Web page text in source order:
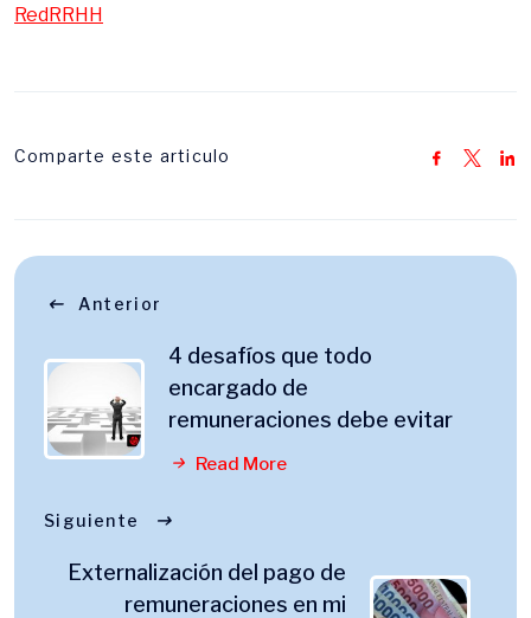
RedRRHH
Comparte este articulo
Anterior
4 desafíos que todo
encargado de
remuneraciones debe evitar
Read More
Siguiente
Externalización del pago de
remuneraciones en mi